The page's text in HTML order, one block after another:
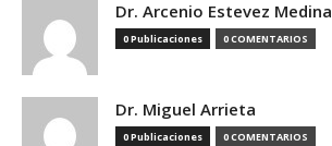
Dr. Arcenio Estevez Medina
0 Publicaciones 0 COMENTARIOS
Dr. Miguel Arrieta
0 Publicaciones 0 COMENTARIOS